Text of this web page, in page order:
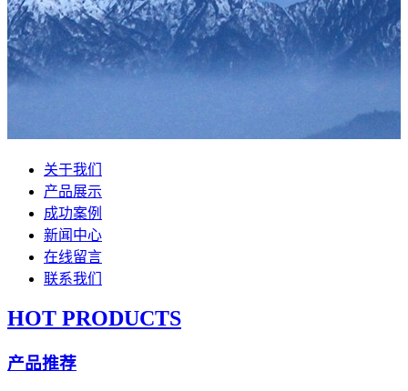
关于我们
产品展示
成功案例
新闻中心
在线留言
联系我们
HOT PRODUCTS
产品推荐